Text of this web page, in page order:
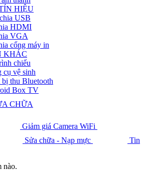
HIỆU
USB
HDMI
VGA
cổng máy in
KHÁC
chiếu
cụ vệ sinh
bị thu Bluetooth
Box TV
CHỮA
Giảm giá Camera WiFi
Sửa chữa - Nạp mực
Tin
nào.